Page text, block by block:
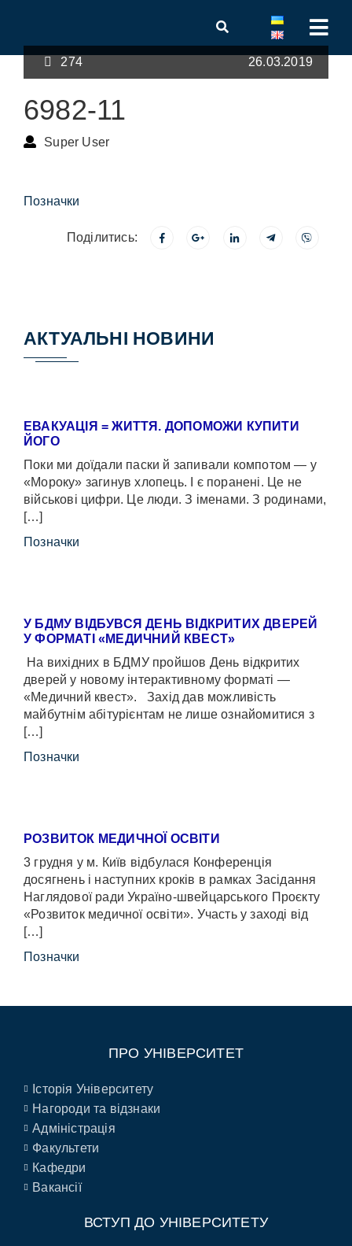
274 26.03.2019
6982-11
Super User
Позначки
Поділитись:
АКТУАЛЬНІ НОВИНИ
ЕВАКУАЦІЯ = ЖИТТЯ. ДОПОМОЖИ КУПИТИ
ЙОГО
Поки ми доїдали паски й запивали компотом — у
«Мороку» загинув хлопець. І є поранені. Це не
військові цифри. Це люди. З іменами. З родинами,
[…]
Позначки
У БДМУ ВІДБУВСЯ ДЕНЬ ВІДКРИТИХ ДВЕРЕЙ
У ФОРМАТІ «МЕДИЧНИЙ КВЕСТ»
На вихідних в БДМУ пройшов День відкритих
дверей у новому інтерактивному форматі —
«Медичний квест». Захід дав можливість
майбутнім абітурієнтам не лише ознайомитися з
[…]
Позначки
РОЗВИТОК МЕДИЧНОЇ ОСВІТИ
3 грудня у м. Київ відбулася Конференція
досягнень і наступних кроків в рамках Засідання
Наглядової ради Україно-швейцарського Проєкту
«Розвиток медичної освіти». Участь у заході від
[…]
Позначки
ПРО УНІВЕРСИТЕТ
Історія Університету
Нагороди та відзнаки
Адміністрація
Факультети
Кафедри
Вакансії
ВСТУП ДО УНІВЕРСИТЕТУ